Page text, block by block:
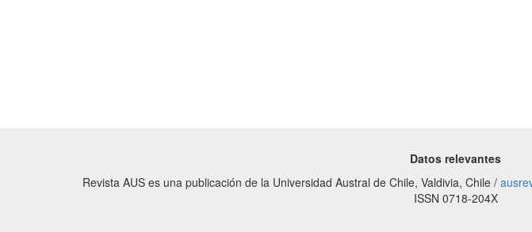
Datos relevantes
Revista AUS es una publicación de la Universidad Austral de Chile, Valdivia, Chile /
ISSN 0718-204X